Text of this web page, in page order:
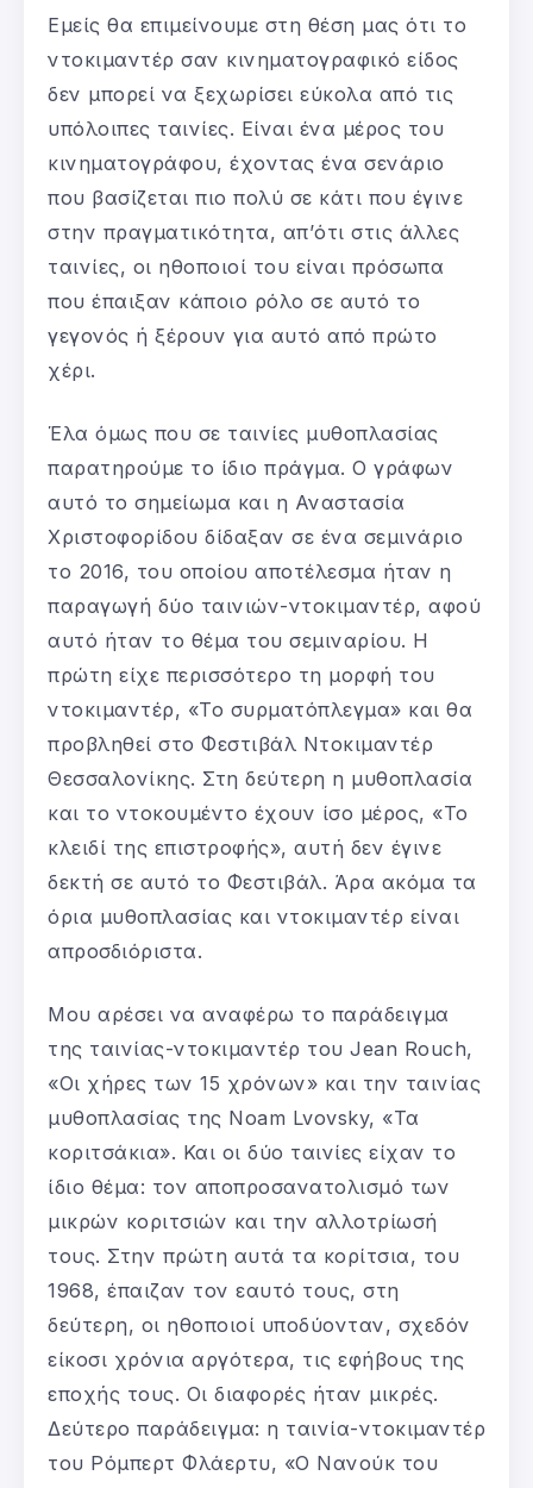
Εμείς θα επιμείνουμε στη θέση μας ότι το
ντοκιμαντέρ σαν κινηματογραφικό είδος
δεν μπορεί να ξεχωρίσει εύκολα από τις
υπόλοιπες ταινίες. Είναι ένα μέρος του
κινηματογράφου, έχοντας ένα σενάριο
που βασίζεται πιο πολύ σε κάτι που έγινε
στην πραγματικότητα, απ’ότι στις άλλες
ταινίες, οι ηθοποιοί του είναι πρόσωπα
που έπαιξαν κάποιο ρόλο σε αυτό το
γεγονός ή ξέρουν για αυτό από πρώτο
χέρι.
Έλα όμως που σε ταινίες μυθοπλασίας
παρατηρούμε το ίδιο πράγμα. Ο γράφων
αυτό το σημείωμα και η Αναστασία
Χριστοφορίδου δίδαξαν σε ένα σεμινάριο
το 2016, του οποίου αποτέλεσμα ήταν η
παραγωγή δύο ταινιών-ντοκιμαντέρ, αφού
αυτό ήταν το θέμα του σεμιναρίου. Η
πρώτη είχε περισσότερο τη μορφή του
ντοκιμαντέρ, «Το συρματόπλεγμα» και θα
προβληθεί στο Φεστιβάλ Ντοκιμαντέρ
Θεσσαλονίκης. Στη δεύτερη η μυθοπλασία
και το ντοκουμέντο έχουν ίσο μέρος, «Το
κλειδί της επιστροφής», αυτή δεν έγινε
δεκτή σε αυτό το Φεστιβάλ. Άρα ακόμα τα
όρια μυθοπλασίας και ντοκιμαντέρ είναι
απροσδιόριστα.
Μου αρέσει να αναφέρω το παράδειγμα
της ταινίας-ντοκιμαντέρ του Jean Rouch,
«Οι χήρες των 15 χρόνων» και την ταινίας
μυθοπλασίας της Noam Lvovsky, «Τα
κοριτσάκια». Και οι δύο ταινίες είχαν το
ίδιο θέμα: τον αποπροσανατολισμό των
μικρών κοριτσιών και την αλλοτρίωσή
τους. Στην πρώτη αυτά τα κορίτσια, του
1968, έπαιζαν τον εαυτό τους, στη
δεύτερη, οι ηθοποιοί υποδύονταν, σχεδόν
είκοσι χρόνια αργότερα, τις εφήβους της
εποχής τους. Οι διαφορές ήταν μικρές.
Δεύτερο παράδειγμα: η ταινία-ντοκιμαντέρ
του Ρόμπερτ Φλάερτυ, «Ο Νανούκ του